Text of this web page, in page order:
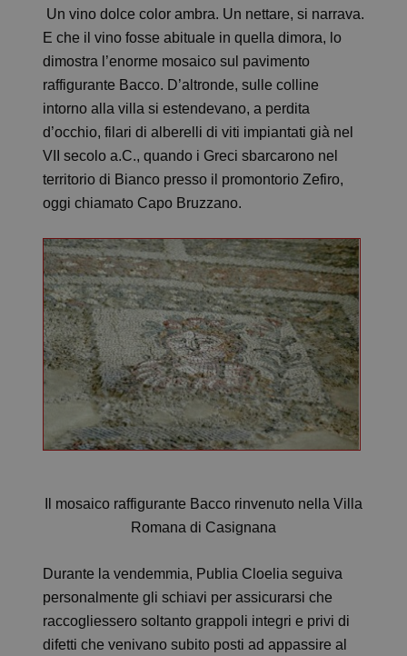
Un vino dolce color ambra. Un nettare, si narrava.
E che il vino fosse abituale in quella dimora, lo
dimostra l’enorme mosaico sul pavimento
raffigurante Bacco. D’altronde, sulle colline
intorno alla villa si estendevano, a perdita
d’occhio, filari di alberelli di viti impiantati già nel
VII secolo a.C., quando i Greci sbarcarono nel
territorio di Bianco presso il promontorio Zefiro,
oggi chiamato Capo Bruzzano.
Il mosaico raffigurante Bacco rinvenuto nella Villa
Romana di Casignana
Durante la vendemmia, Publia Cloelia seguiva
personalmente gli schiavi per assicurarsi che
raccogliessero soltanto grappoli integri e privi di
difetti che venivano subito posti ad appassire al